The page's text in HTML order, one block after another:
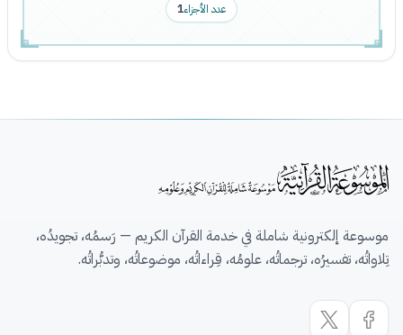
عدد الأجزاء1
موسوعة إلكترونية شاملة في خدمة القرآن الكريم — رَسمُه، تجويدُه،
تِلاواتُه، تفسيرُه، ترجماتُه، علومُه، قِراءاتُه، موضوعاتُه، وتدبُّراتُه.